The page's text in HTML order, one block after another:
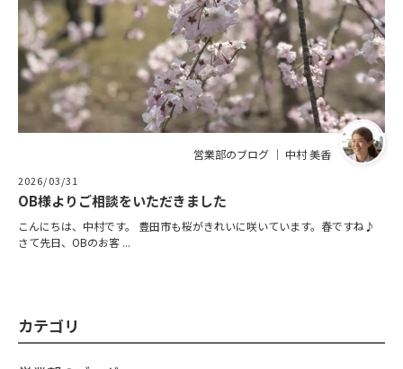
営業部のブログ ｜ 中村 美香
2026/03/31
OB様よりご相談をいただきました
こんにちは、中村です。 豊田市も桜がきれいに咲いています。春ですね♪
さて先日、OBのお客 ...
カテゴリ